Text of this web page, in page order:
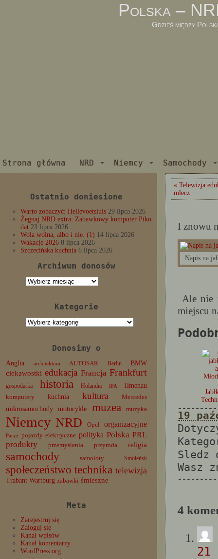
Polska –
Gdzieś między
Strona główna NRD Niemcy Samochody
Ostatnio doniesione
Warto zobaczyć: Hellevoetsluis 29 lipca 2026
Żegnaj NRD extra: Zabawkowy komputer Piko
dat 23 lipca 2026
Wola wolna, albo i nie. (1) 14 lipca 2026
Wakacje 2026 8 lipca 2026
Szczecińska kuchnia 6 lipca 2026
Archiwum donosów
Archiwum
Kategorie
Kategorie
Donosimy o
Anglia architektura AUTOSAR Berlin BMW
ciekawostki edukacja Francja Frankfurt
gospodarka historia Holandia IFA
Ilmenau
komputery
kuchnia kultura Mercedes
mikrosamochody motocykle muzea muzyka
Niemcy NRD Opel organizacyjne
Paryż pojazdy elektryczne polityka Polska PRL
produkty
przemyślenia przyroda religia
samochody samoloty Smoleńsk
społeczeństwo technika telewizja
Trabant Wartburg zabawki śmieszne
Meta
Zarejestruj się
Zaloguj się
Kanał wpisów
Kanał komentarzy
WordPress.org
« Telewizja
mlecz
I znowu
Napis na
Ale nie
miejscu
19
Sledz
Wasz
4
21